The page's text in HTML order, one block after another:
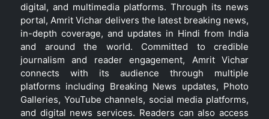
digital, and multimedia platforms. Through its news
portal, Amrit Vichar delivers the latest breaking news,
in-depth coverage, and updates in Hindi from India
and around the world. Committed to credible
journalism and reader engagement, Amrit Vichar
connects with its audience through multiple
platforms including Breaking News updates, Photo
Galleries, YouTube channels, social media platforms,
and digital news services. Readers can also access